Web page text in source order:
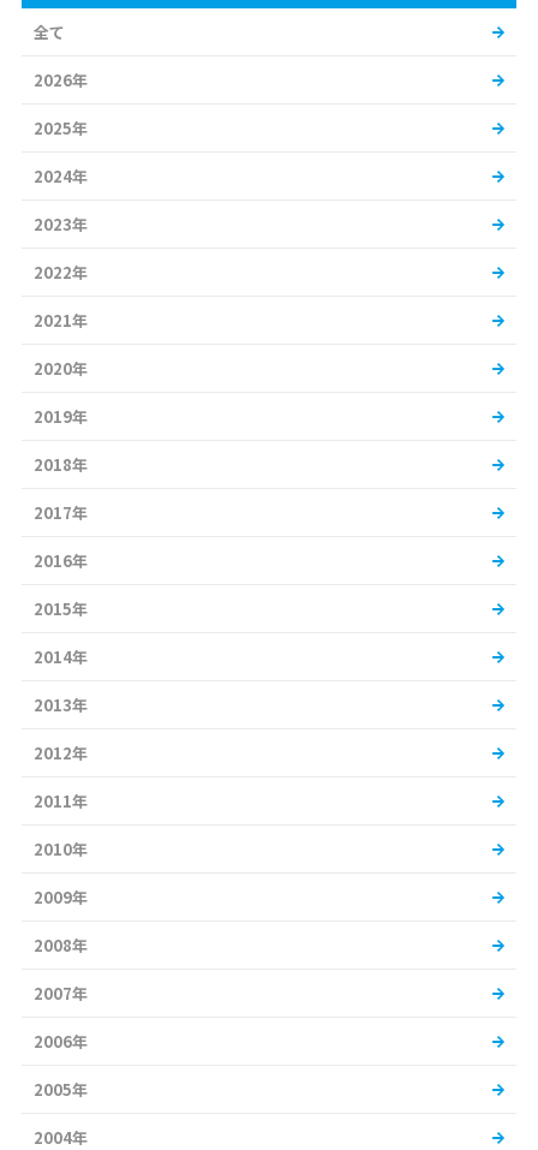
全て
2026年
2025年
2024年
2023年
2022年
2021年
2020年
2019年
2018年
2017年
2016年
2015年
2014年
2013年
2012年
2011年
2010年
2009年
2008年
2007年
2006年
2005年
2004年